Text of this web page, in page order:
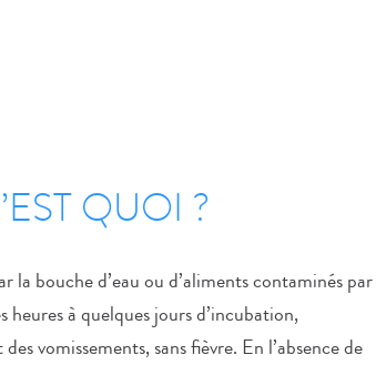
QUOI ?
la bouche d’eau ou d’aliments contaminés par
à quelques jours d’incubation,
vomissements, sans fièvre. En l’absence de